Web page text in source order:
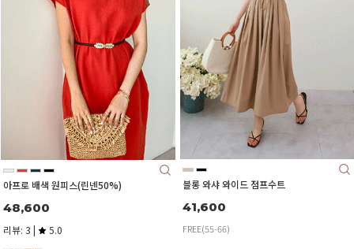
아프로 배색 원피스(린넨50%)
48,600
리뷰: 3 | 5.0
블롱 와샤 와이드 점프수트
41,600
FREE(55-66)